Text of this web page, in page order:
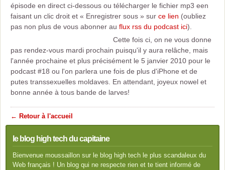
épisode en direct ci-dessous ou télécharger le fichier mp3 een
faisant un clic droit et « Enregistrer sous » sur ce lien (oubliez
pas non plus de vous abonner au flux rss du podcast ici).
Cette fois ci, on ne vous donne
pas rendez-vous mardi prochain puisqu'il y aura relâche, mais
l'année prochaine et plus précisément le 5 janvier 2010 pour le
podcast #18 ou l'on parlera une fois de plus d'iPhone et de
putes transsexuelles moldaves. En attendant, joyeux nowel et
bonne année à tous bande de larves!
← Retour à l'accueil
le blog high tech du capitaine
Bienvenue moussaillon sur le blog high tech le plus scandaleux du
Web français ! Un blog qui ne respecte rien et te tient informé de